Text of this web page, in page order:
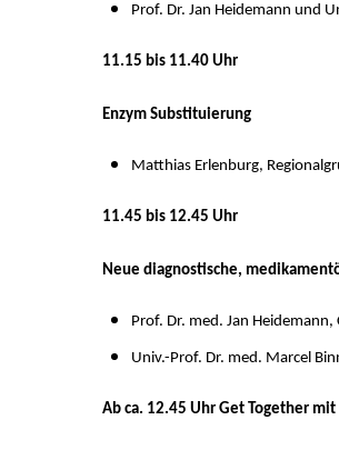
Prof. Dr. Jan Heidemann und
11.15 bis 11.40 Uhr
Enzym Substituierung
Matthias Erlenburg,
11.45 bis 12.45 Uhr
Neue diagnostische,
Prof. Dr. med. Jan Heidemann,
Univ.-Prof. Dr. med. Marcel
Ab ca. 12.45 Uhr Get Together